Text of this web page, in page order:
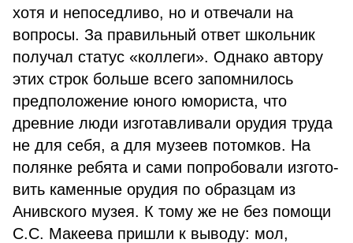
хотя и непоседливо, но и отвечали на
вопросы. За правильный ответ школьник
получал статус «коллеги». Однако автору
этих строк больше всего запомнилось
предположение юного юмориста, что
древние люди из­готавливали орудия труда
не для себя, а для музеев потомков. На
полянке ребята и сами попробовали изгото­
вить каменные орудия по образцам из
Анивского музея. К тому же не без помощи
С.С. Макеева пришли к выво­ду: мол,